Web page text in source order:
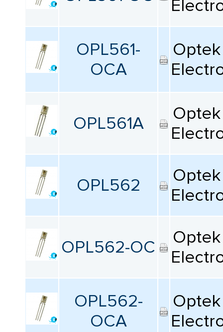
Минимальная рабочая температура
Все
Упаковка / блок
Серия
Упаковка
OPL561-
OCA
OPL561A
OPL562
OPL562-OC
OPL562-
OCA